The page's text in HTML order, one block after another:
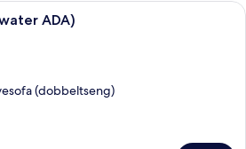
Et soveværelse med seng,
ADA)
(dobbeltseng)